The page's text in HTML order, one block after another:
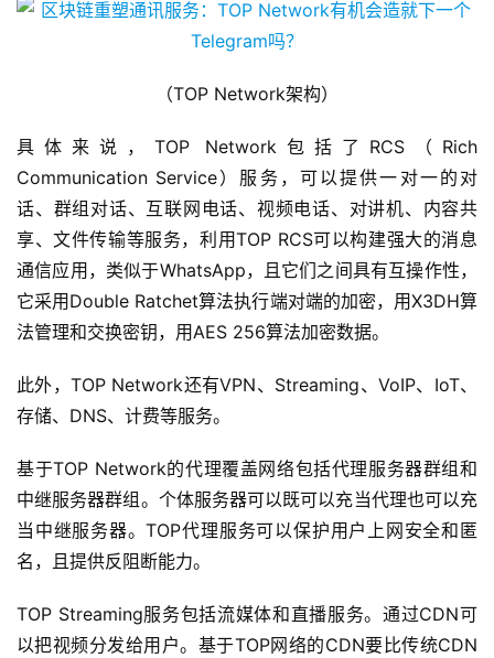
（TOP Network架构）
具体来说，TOP Network包括了RCS（Rich
Communication Service）服务，可以提供一对一的对
话、群组对话、互联网电话、视频电话、对讲机、内容共
享、文件传输等服务，利用TOP RCS可以构建强大的消息
通信应用，类似于WhatsApp，且它们之间具有互操作性，
它采用Double Ratchet算法执行端对端的加密，用X3DH算
法管理和交换密钥，用AES 256算法加密数据。
此外，TOP Network还有VPN、Streaming、VoIP、IoT、
存储、DNS、计费等服务。
基于TOP Network的代理覆盖网络包括代理服务器群组和
中继服务器群组。个体服务器可以既可以充当代理也可以充
当中继服务器。TOP代理服务可以保护用户上网安全和匿
名，且提供反阻断能力。
TOP Streaming服务包括流媒体和直播服务。通过CDN可
以把视频分发给用户。基于TOP网络的CDN要比传统CDN